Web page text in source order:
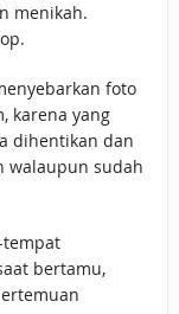
menikah.
foto
karena yang
dihentikan dan
walaupun sudah
bertamu,